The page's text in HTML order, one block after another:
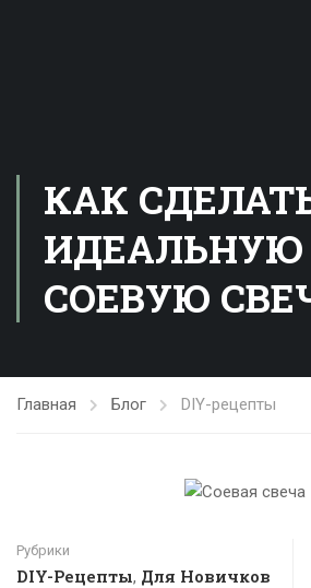
КАК
ИДЕАЛЬНУЮ
СОЕВУЮ
Главная Блог DIY-рецепты
Рубрики
DIY-Рецепты, Для Новичков